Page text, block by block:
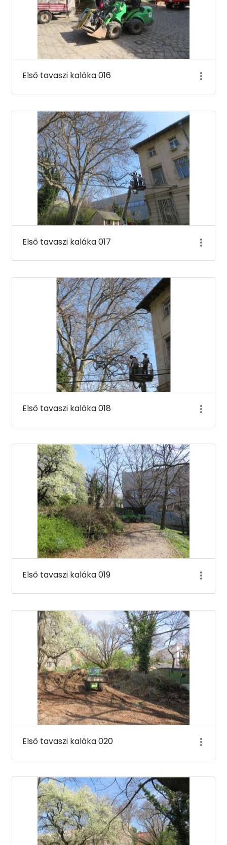
Első tavaszi kaláka 016
Első tavaszi kaláka 017
Első tavaszi kaláka 018
Első tavaszi kaláka 019
Első tavaszi kaláka 020